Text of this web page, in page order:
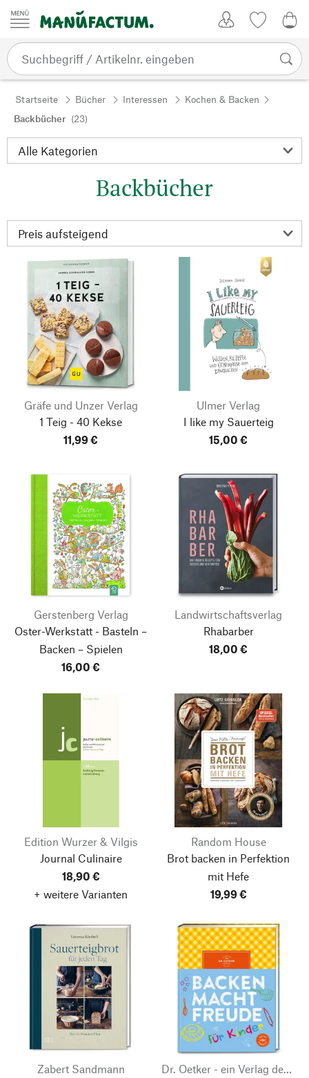
Zum Inhalt springen
Startseite Bücher Interessen
Kochen & Backen
Backbücher (23)
Backbücher
Gräfe und Unzer Verlag
1 Teig - 40 Kekse
11,99 €
Ulmer Verlag
I like my Sauerteig
15,00 €
Gerstenberg Verlag
Oster-Werkstatt - Basteln –
Backen – Spielen
16,00 €
Landwirtschaftsverlag
Rhabarber
18,00 €
Edition Wurzer & Vilgis
Journal Culinaire
18,90 €
+ weitere Varianten
Random House
Brot backen in Perfektion
mit Hefe
19,99 €
Zabert Sandmann
Dr. Oetker - ein Verlag der Edel Verlagsgruppe